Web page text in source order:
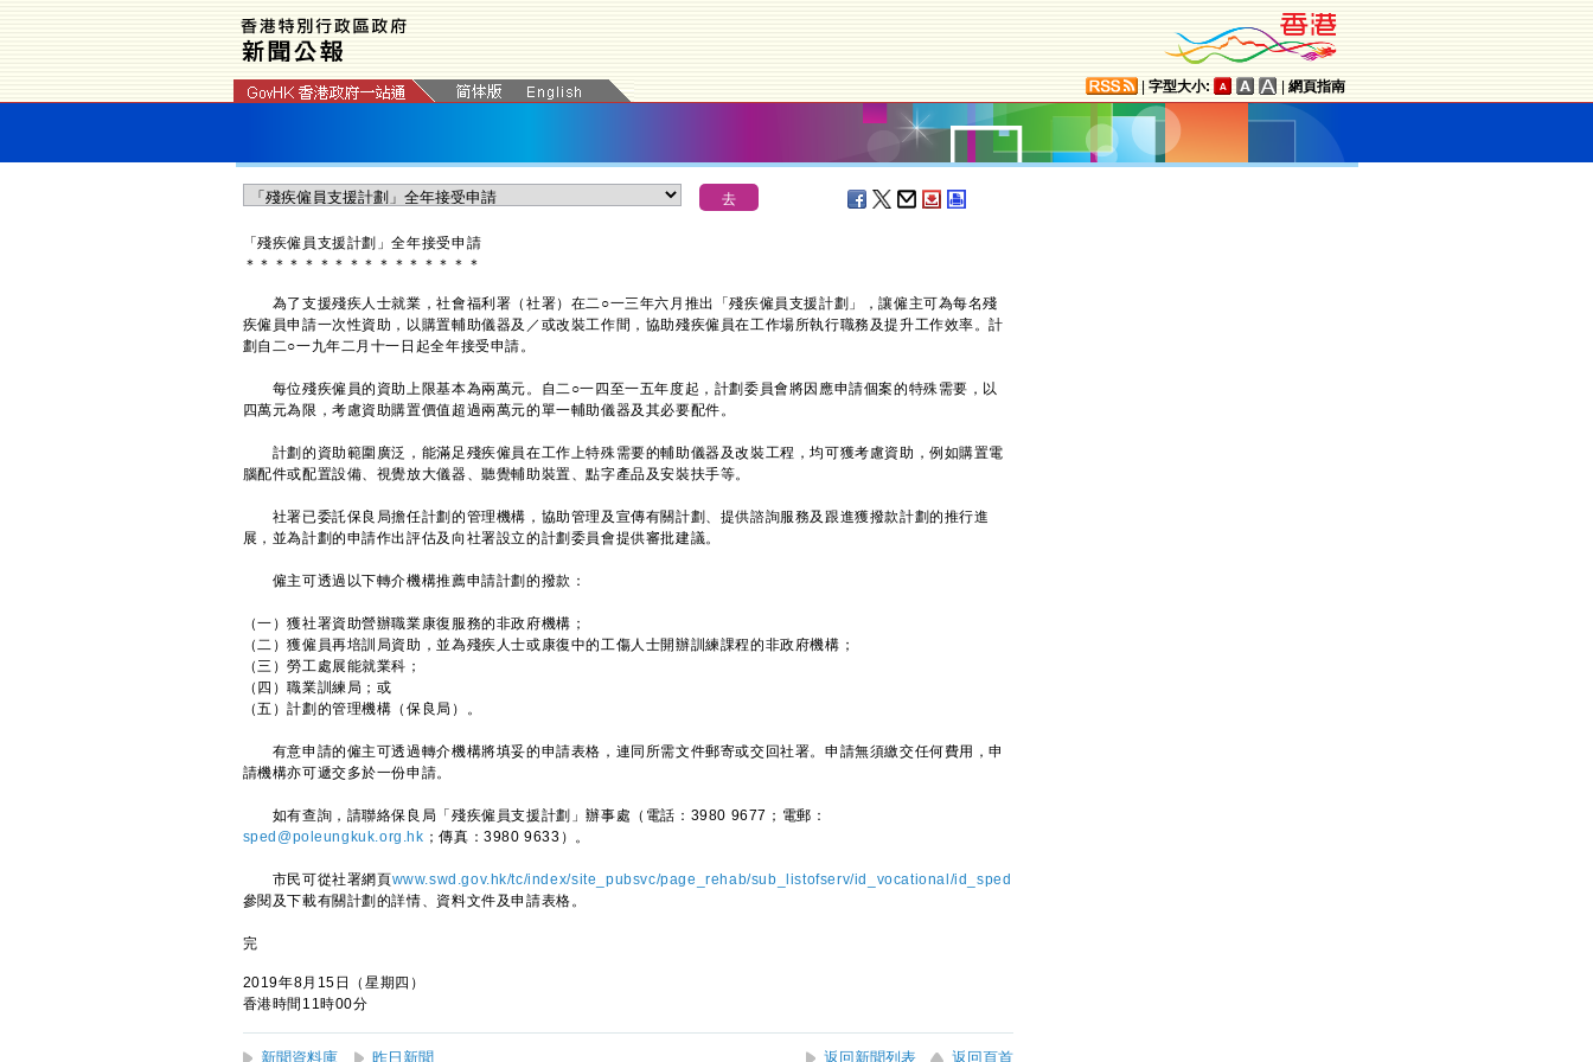
字型大小: 網頁指南
「殘疾僱員支援計劃」全年接受申請
＊ ＊ ＊ ＊ ＊ ＊ ＊ ＊ ＊ ＊ ＊ ＊ ＊ ＊ ＊ ＊
為了支援殘疾人士就業，社會福利署（社署）在二○一三年六月推出「殘疾僱員支援計劃」，讓僱主可為每名殘
疾僱員申請一次性資助，以購置輔助儀器及／或改裝工作間，協助殘疾僱員在工作場所執行職務及提升工作效率。計
劃自二○一九年二月十一日起全年接受申請。
每位殘疾僱員的資助上限基本為兩萬元。自二○一四至一五年度起，計劃委員會將因應申請個案的特殊需要，以
四萬元為限，考慮資助購置價值超過兩萬元的單一輔助儀器及其必要配件。
計劃的資助範圍廣泛，能滿足殘疾僱員在工作上特殊需要的輔助儀器及改裝工程，均可獲考慮資助，例如購置電
腦配件或配置設備、視覺放大儀器、聽覺輔助裝置、點字產品及安裝扶手等。
社署已委託保良局擔任計劃的管理機構，協助管理及宣傳有關計劃、提供諮詢服務及跟進獲撥款計劃的推行進
展，並為計劃的申請作出評估及向社署設立的計劃委員會提供審批建議。
僱主可透過以下轉介機構推薦申請計劃的撥款：
（一）獲社署資助營辦職業康復服務的非政府機構；
（二）獲僱員再培訓局資助，並為殘疾人士或康復中的工傷人士開辦訓練課程的非政府機構；
（三）勞工處展能就業科；
（四）職業訓練局；或
（五）計劃的管理機構（保良局）。
有意申請的僱主可透過轉介機構將填妥的申請表格，連同所需文件郵寄或交回社署。申請無須繳交任何費用，申
請機構亦可遞交多於一份申請。
如有查詢，請聯絡保良局「殘疾僱員支援計劃」辦事處（電話：3980 9677；電郵：
sped@poleungkuk.org.hk ；傳真：3980 9633）。
市民可從社署網頁www.swd.gov.hk/tc/index/site_pubsvc/page_rehab/sub_listofserv/id_vocational/id_sped
參閱及下載有關計劃的詳情、資料文件及申請表格。
完
2019年8月15日（星期四）
香港時間11時00分
新聞資料庫 昨日新聞 返回新聞列表 返回頁首